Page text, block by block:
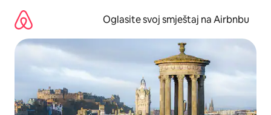
sadržaj
Oglasite svoj smještaj na Airbnbu